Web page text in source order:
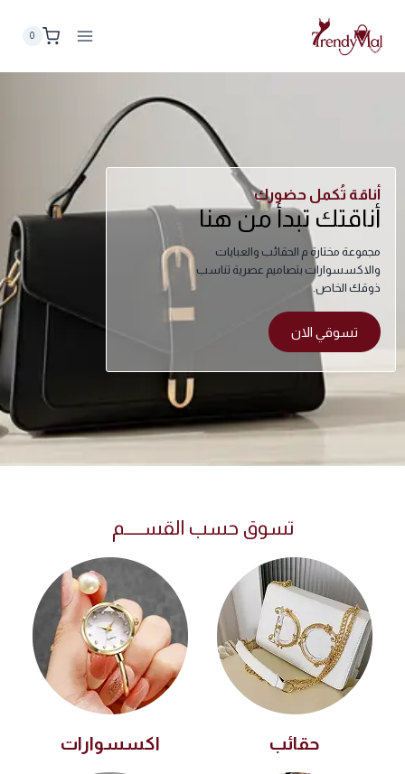
0
أناقة تُكمل حضورك
أناقتك تبدأ من هنا
مجموعة مختارة م الحقائب والعبايات
والاكسسوارات بتصاميم عصرية تناسب
ذوقك الخاص.
تسوقي الان
تسوق حسب القســـــم
حقائب اكسسوارات